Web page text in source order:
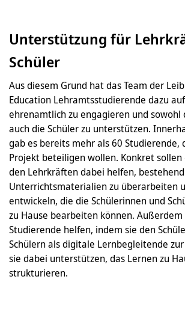
Unterstützung für
Schüler
Aus diesem Grund hat das Team der
Education Lehramtsstudierende dazu
ehrenamtlich zu engagieren und sowohl
auch die Schüler zu unterstützen.
gab es bereits mehr als 60 Studierende,
Projekt beteiligen wollen. Konkret
den Lehrkräften dabei helfen,
Unterrichtsmaterialien zu überarbeiten
entwickeln, die die Schülerinnen und
zu Hause bearbeiten können.
Studierende helfen, indem sie den
Schülern als digitale Lernbegleitende
sie dabei unterstützen, das Lernen zu
strukturieren.